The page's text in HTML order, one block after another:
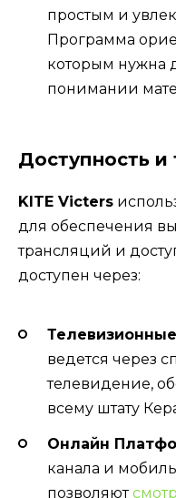
простым и
Программа
которым нужна
понимании
Доступность и
KITE Victers
для обеспечения
трансляций и
доступен через:
ведется через
телевидение,
всему штату
Онлайн
канала и
позволяют